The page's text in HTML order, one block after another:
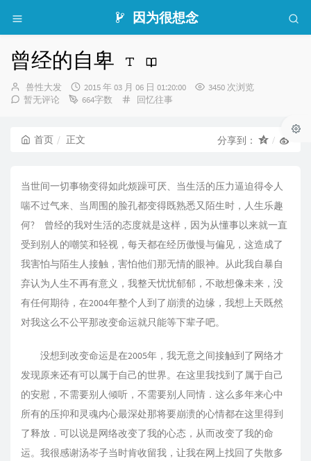
因为很想念
曾经的自卑
博
主：
兽性大发
发
布
2015 年 03 月 06 日 01:20:00
3450 次浏览
暂无评论
664字数
分
回忆往事
首页 正文 分享到：
当世间一切事物变得如此烦躁可厌、当生活的压力逼迫得令人
喘不过气来、当周围的脸孔都变得既熟悉又陌生时，人生乐趣
何? 曾经的我对生活的态度就是这样，因为从懂事以来就一直
受到别人的嘲笑和轻视，每天都在经历傲慢与偏见，这造成了
我害怕与陌生人接触，害怕他们那无情的眼神。从此我自暴自
弃认为人生不再有意义，我整天忧忧郁郁，不敢想像未来，没
有任何期待，在2004年整个人到了崩溃的边缘，我想上天既然
对我这么不公平那改变命运就只能等下辈子吧。
没想到改变命运是在2005年，我无意之间接触到了网络才
发现原来还有可以属于自己的世界。在这里我找到了属于自己
的安慰，不需要别人倾听，不需要别人同情．这么多年来心中
所有的压抑和灵魂内心最深处那将要崩溃的心情都在这里得到
了释放．可以说是网络改变了我的心态，从而改变了我的命
运。我很感谢汤岑子当时肯收留我，让我在网上找回了失散多